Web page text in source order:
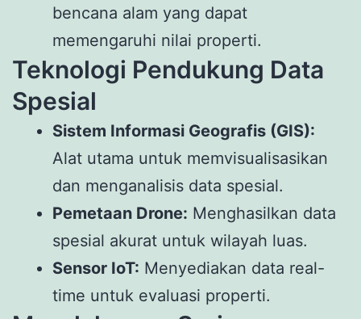
bencana alam yang dapat
memengaruhi nilai properti.
Teknologi Pendukung Data
Spesial
Sistem Informasi Geografis (GIS):
Alat utama untuk memvisualisasikan
dan menganalisis data spesial.
Pemetaan Drone: Menghasilkan data
spesial akurat untuk wilayah luas.
Sensor IoT: Menyediakan data real-
time untuk evaluasi properti.